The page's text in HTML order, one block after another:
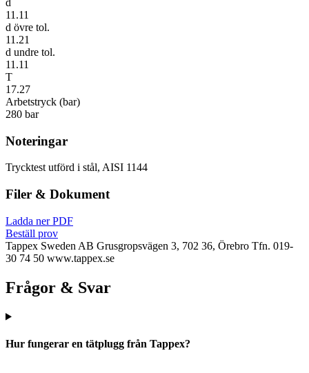
11.11
d övre tol.
11.21
d undre tol.
11.11
T
17.27
Arbetstryck (bar)
280 bar
Noteringar
Trycktest utförd i stål, AISI 1144
Filer & Dokument
Ladda ner PDF
Beställ prov
Tappex Sweden AB Grusgropsvägen 3, 702 36, Örebro Tfn. 019-
30 74 50 www.tappex.se
Frågor & Svar
Hur fungerar en tätplugg från Tappex?